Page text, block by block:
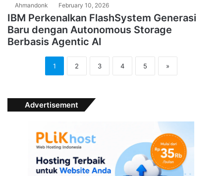
Ahmandonk February 10, 2026
IBM Perkenalkan FlashSystem Generasi
Baru dengan Autonomous Storage
Berbasis Agentic AI
1 2 3 4 5 »
Advertisement